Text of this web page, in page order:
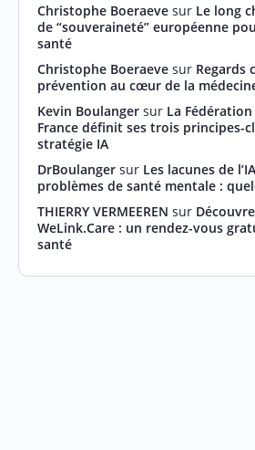
Christophe Boeraeve sur Le long
de “souveraineté” européenne
santé
Christophe Boeraeve sur Regards
prévention au cœur de la
Kevin Boulanger sur La
France définit ses trois principes-
stratégie IA
DrBoulanger sur Les lacunes de
problèmes de santé mentale :
THIERRY VERMEEREN sur
WeLink.Care : un rendez-vous
santé